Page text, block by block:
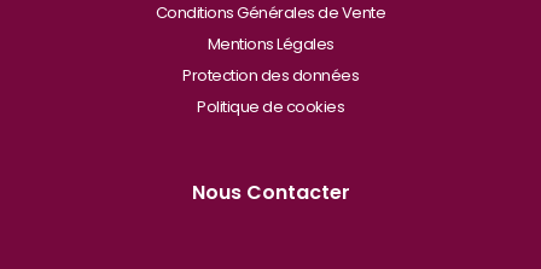
Conditions Générales de Vente
Mentions Légales
Protection des données
Politique de cookies
Nous Contacter